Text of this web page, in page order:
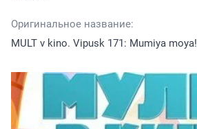
Оригинальное название:
MULT v kino. Vipusk 171: Mumiya moya!